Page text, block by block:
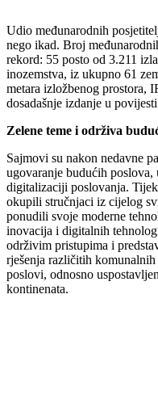
Udio međunarodnih
nego ikad. Broj
rekord: 55 posto od 3.211
inozemstva, iz ukupno 61
metara izložbenog prostora,
dosadašnje izdanje u
Zelene teme i održiva
Sajmovi su nakon nedavne
ugovaranje budućih
digitalizaciji poslovanja.
okupili stručnjaci iz cijelog
ponudili svoje moderne
inovacija i digitalnih
održivim pristupima i
rješenja različitih
poslovi, odnosno
kontinenata.